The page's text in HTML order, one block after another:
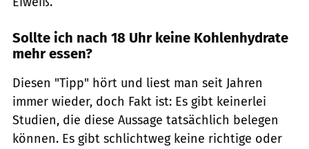
Sollte ich nach 18 Uhr keine Kohlenhydrate
mehr essen?
Diesen "Tipp" hört und liest man seit Jahren
immer wieder, doch Fakt ist: Es gibt keinerlei
Studien, die diese Aussage tatsächlich belegen
können. Es gibt schlichtweg keine richtige oder